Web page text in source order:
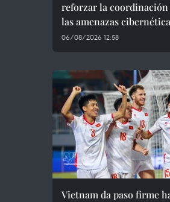
reforzar la coordinación
las amenazas
06/08/2026 12:58
Vietnam da paso firme